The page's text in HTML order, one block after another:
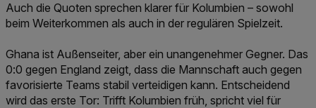
Auch die Quoten sprechen klarer für Kolumbien – sowohl
beim Weiterkommen als auch in der regulären Spielzeit.
Ghana ist Außenseiter, aber ein unangenehmer Gegner. Das
0:0 gegen England zeigt, dass die Mannschaft auch gegen
favorisierte Teams stabil verteidigen kann. Entscheidend
wird das erste Tor: Trifft Kolumbien früh, spricht viel für